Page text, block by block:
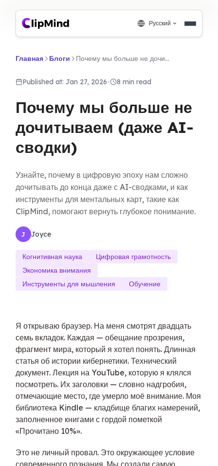
Русский
Главная Блоги Почему мы больше не дочитываем (даже AI-сводки)
Published at: Jan 27, 2026• 8 min read
Почему мы больше не
дочитываем (даже AI-
сводки)
Узнайте, почему в цифровую эпоху нам сложно
дочитывать до конца даже с AI-сводками, и как
инструменты для ментальных карт, такие как
ClipMind, помогают вернуть глубокое понимание.
J Joyce
Когнитивная наука
Цифровая грамотность
Экономика внимания
Инструменты для мышления
Обучение
Я открываю браузер. На меня смотрят двадцать
семь вкладок. Каждая — обещание прозрения,
фрагмент мира, который я хотел понять. Длинная
статья об истории кибернетики. Технический
документ. Лекция на YouTube, которую я клялся
посмотреть. Их заголовки — словно надгробия,
отмечающие место, где умерло моё внимание. Моя
библиотека Kindle — кладбище благих намерений,
заполненное книгами с гордой пометкой
«Прочитано 10%».
Это не личный провал. Это окружающее условие
современного познания. Мы создали самую